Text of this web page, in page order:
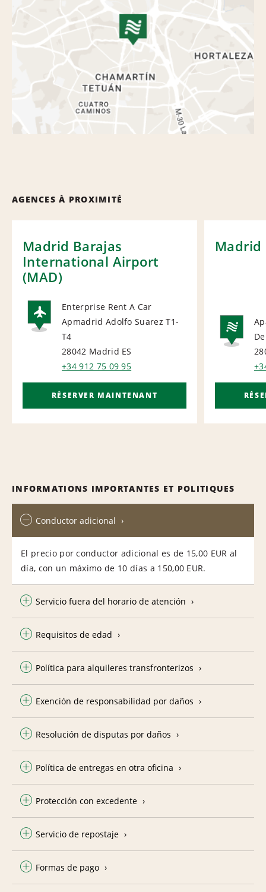
AGENCES À PROXIMITÉ
Madrid Barajas
International Airport
(MAD)
AIRPORT
Enterprise Rent A Car
Apmadrid Adolfo Suarez T1-
T4
28042 Madrid ES
+34 912 75 09 95
RÉSERVER MAINTENANT
Madrid
INFORMATIONS IMPORTANTES ET POLITIQUES
Conductor adicional
El precio por conductor adicional es de 15,00 EUR al
día, con un máximo de 10 días a 150,00 EUR.
Servicio fuera del horario de atención
Requisitos de edad
Política para alquileres transfronterizos
Exención de responsabilidad por daños
Resolución de disputas por daños
Política de entregas en otra oficina
Protección con excedente
Servicio de repostaje
Formas de pago